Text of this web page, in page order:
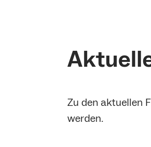
Zu den aktuellen
werden.